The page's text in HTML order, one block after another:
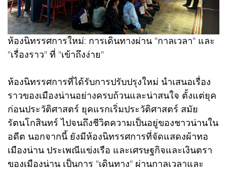
ห้องนิทรรศการใหม่: การเดินทางผ่าน "กาลเวลา" และ
"เรื่องราว" ที่ "เข้าถึงง่าย"
ห้องนิทรรศการที่ได้รับการปรับปรุงใหม่ นำเสนอเรื่อง
ราวของเมืองน่านอย่างครบถ้วนและน่าสนใจ ตั้งแต่ยุค
ก่อนประวัติศาสตร์ ยุคแรกเริ่มประวัติศาสตร์ สมัย
รัตนโกสินทร์ ไปจนถึงชีวิตความเป็นอยู่ของชาวน่านใน
อดีต นอกจากนี้ ยังมีห้องนิทรรศการที่จัดแสดงผ้าทอ
เมืองน่าน ประเพณีแข่งเรือ และเศรษฐกิจและเงินตรา
ของเมืองน่าน เป็นการ "เดินทาง" ผ่านกาลเวลาและ